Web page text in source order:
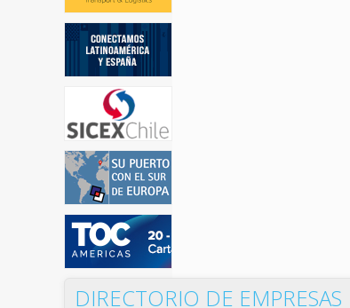
DIRECTORIO DE EMPRESAS